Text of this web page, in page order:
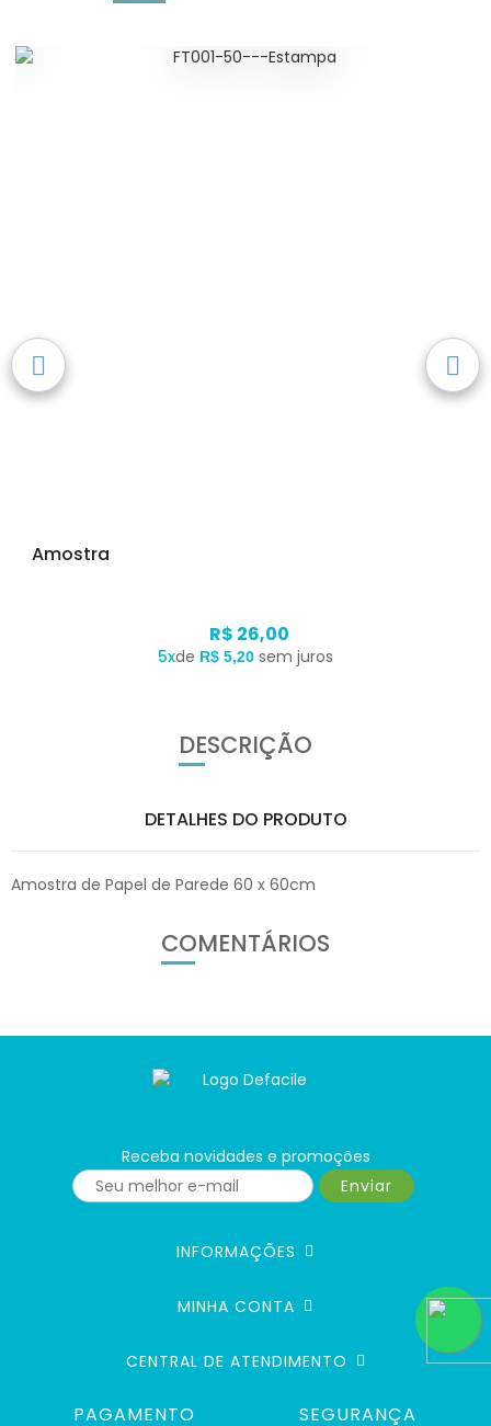
Amostra
R$ 26,00
5xde R$ 5,20 sem juros
DESCRIÇÃO
DETALHES DO PRODUTO
Amostra de Papel de Parede 60 x 60cm
COMENTÁRIOS
Receba novidades e promoções
Enviar
INFORMAÇÕES
MINHA CONTA
CENTRAL DE ATENDIMENTO
PAGAMENTO SEGURANÇA